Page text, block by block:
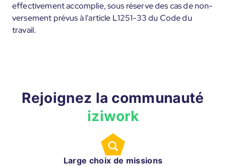
effectivement accomplie, sous réserve des cas de non-
versement prévus à l'article L1251-33 du Code du
travail.
Rejoignez la communauté
iziwork
Large choix de missions